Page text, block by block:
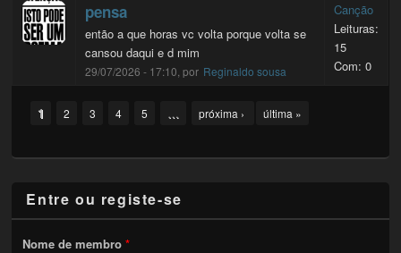
pensa
então a que horas vc volta porque volta se
cansou daqui e d mim
29/07/2026 - 17:10, por Reginaldo sousa
Canção
Leituras:
15
Com: 0
Pages
1 2 3 4 5 … próxima › última »
Entre ou registe-se
Nome de membro*